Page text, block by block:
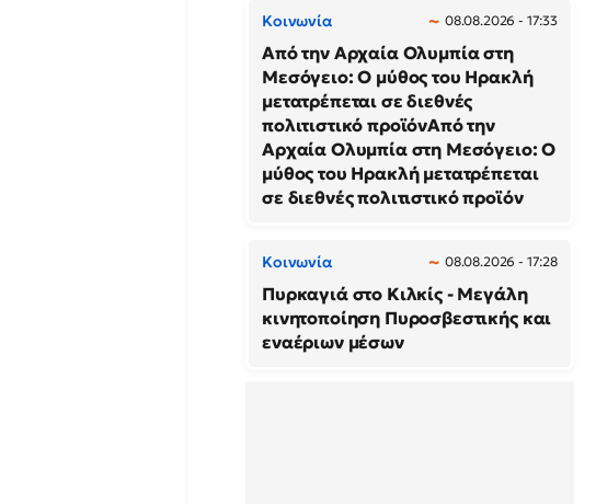
Κοινωνία 08.08.2026 - 17:33
Από την Αρχαία Ολυμπία στη
Μεσόγειο: Ο μύθος του Ηρακλή
μετατρέπεται σε διεθνές
πολιτιστικό προϊόνΑπό την
Αρχαία Ολυμπία στη Μεσόγειο: Ο
μύθος του Ηρακλή μετατρέπεται
σε διεθνές πολιτιστικό προϊόν
Κοινωνία 08.08.2026 - 17:28
Πυρκαγιά στο Κιλκίς - Μεγάλη
κινητοποίηση Πυροσβεστικής και
εναέριων μέσων